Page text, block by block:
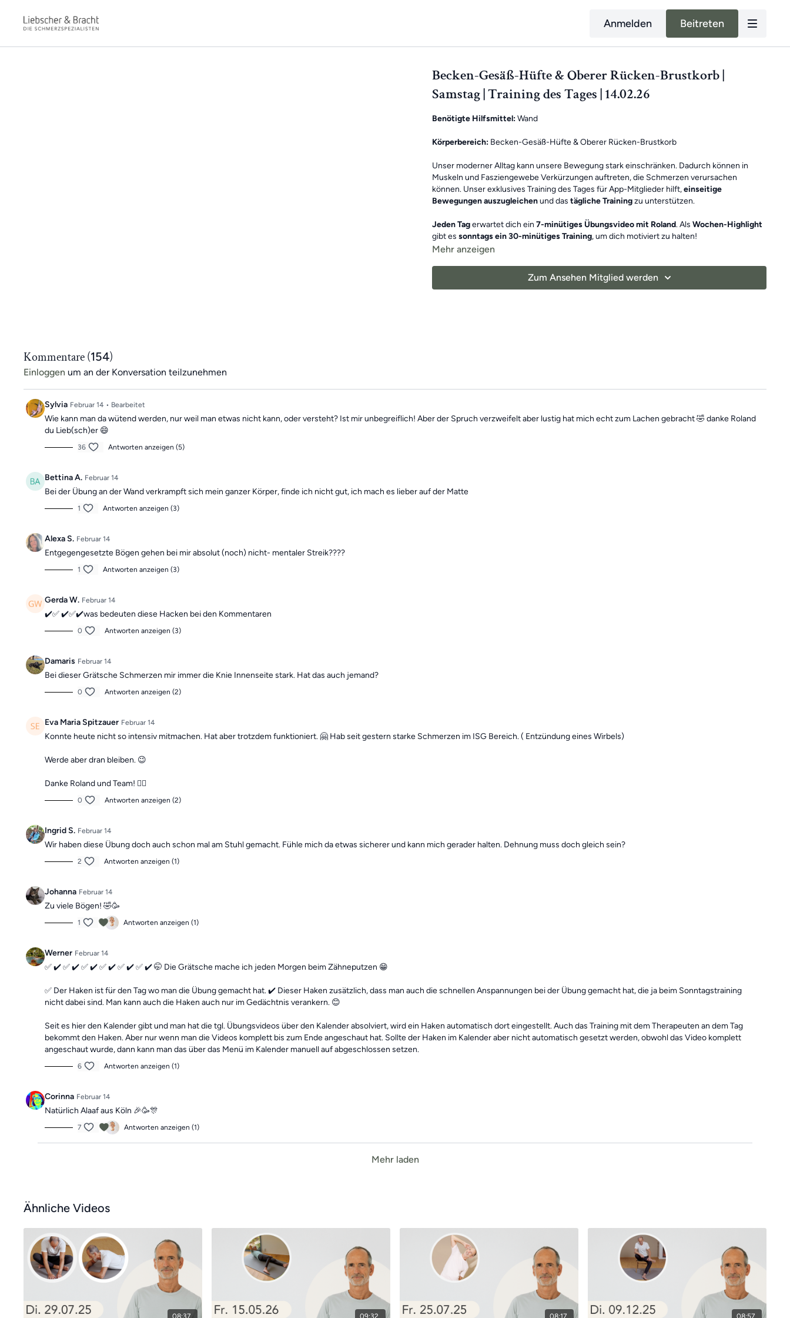
Anmelden Beitreten
Becken-Gesäß-Hüfte & Oberer Rücken-Brustkorb |
Samstag | Training des Tages | 14.02.26
Benötigte Hilfsmittel:Wand
Körperbereich: Becken-Gesäß-Hüfte & Oberer Rücken-Brustkorb
Unser moderner Alltag kann unsere Bewegung stark einschränken. Dadurch können in
Muskeln und Fasziengewebe Verkürzungen auftreten, die Schmerzen verursachen
können. Unser exklusives Training des Tages für App-Mitglieder hilft,einseitige
Bewegungen auszugleichenund dastägliche Trainingzu unterstützen.
Jeden Tagerwartet dich ein7-minütiges Übungsvideo mit Roland. AlsWochen-Highlight
gibt essonntags ein 30-minütiges Training, um dich motiviert zu halten!
Schwerpunkten und können dir dabei helfen, deine
Beweglichkeit zu verbessern
Beschwerden aktiv entgegenzuwirken.
Mehr anzeigen
Zum Ansehen Mitglied werden
Kommentare (154)
Einloggen um an der Konversation teilzunehmen
Sylvia Februar 14 • Bearbeitet
Wie kann man da wütend werden, nur weil man etwas nicht kann, oder versteht? Ist mir unbegreiflich! Aber der Spruch verzweifelt aber lustig hat mich echt zum Lachen gebracht 🤣 danke Roland
du Lieb(sch)er 😄
36 Antworten anzeigen (5)
Bettina A. Februar 14
Bei der Übung an der Wand verkrampft sich mein ganzer Körper, finde ich nicht gut, ich mach es lieber auf der Matte
1 Antworten anzeigen (3)
Alexa S. Februar 14
Entgegengesetzte Bögen gehen bei mir absolut (noch) nicht- mentaler Streik????
1 Antworten anzeigen (3)
Gerda W. Februar 14
✔️✅ ✔️✅✔️was bedeuten diese Hacken bei den Kommentaren
0 Antworten anzeigen (3)
Damaris Februar 14
Bei dieser Grätsche Schmerzen mir immer die Knie Innenseite stark. Hat das auch jemand?
0 Antworten anzeigen (2)
Eva Maria Spitzauer Februar 14
Konnte heute nicht so intensiv mitmachen. Hat aber trotzdem funktioniert. 🤗 Hab seit gestern starke Schmerzen im ISG Bereich. ( Entzündung eines Wirbels)
Werde aber dran bleiben. 😉
Danke Roland und Team! 👍🏻
0 Antworten anzeigen (2)
Ingrid S. Februar 14
Wir haben diese Übung doch auch schon mal am Stuhl gemacht. Fühle mich da etwas sicherer und kann mich gerader halten. Dehnung muss doch gleich sein?
2 Antworten anzeigen (1)
Johanna Februar 14
Zu viele Bögen! 🤣🥳
1 Antworten anzeigen (1)
Werner Februar 14
✅ ✔️ ✅ ✔️ ✅ ✔️ ✅ ✔️ ✅ ✔️ ✅ ✔️ 🤭 Die Grätsche mache ich jeden Morgen beim Zähneputzen 😁
✅ Der Haken ist für den Tag wo man die Übung gemacht hat. ✔️ Dieser Haken zusätzlich, dass man auch die schnellen Anspannungen bei der Übung gemacht hat, die ja beim Sonntagstraining
nicht dabei sind. Man kann auch die Haken auch nur im Gedächtnis verankern. 😊
Seit es hier den Kalender gibt und man hat die tgl. Übungsvideos über den Kalender absolviert, wird ein Haken automatisch dort eingestellt. Auch das Training mit dem Therapeuten an dem Tag
bekommt den Haken. Aber nur wenn man die Videos komplett bis zum Ende angeschaut hat. Sollte der Haken im Kalender aber nicht automatisch gesetzt werden, obwohl das Video komplett
angeschaut wurde, dann kann man das über das Menü im Kalender manuell auf abgeschlossen setzen.
6 Antworten anzeigen (1)
Corinna Februar 14
Natürlich Alaaf aus Köln 🎉🥳🎊
7 Antworten anzeigen (1)
Mehr laden
Ähnliche Videos
08:37 09:32 08:17 08:57